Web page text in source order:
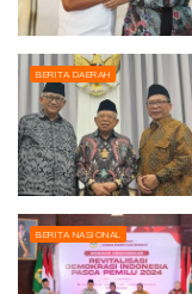
BERITA DAERAH
BERITA NASIONAL